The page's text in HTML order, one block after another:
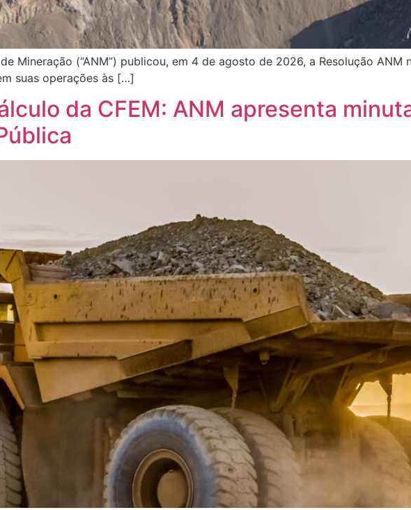
Mineração (“ANM”) publicou, em 4 de agosto de 2026, a Resolução
suas operações às […]
da CFEM: ANM apresenta